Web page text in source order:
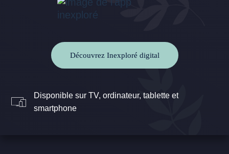
Découvrez Inexploré digital
Disponible sur TV, ordinateur, tablette et
smartphone